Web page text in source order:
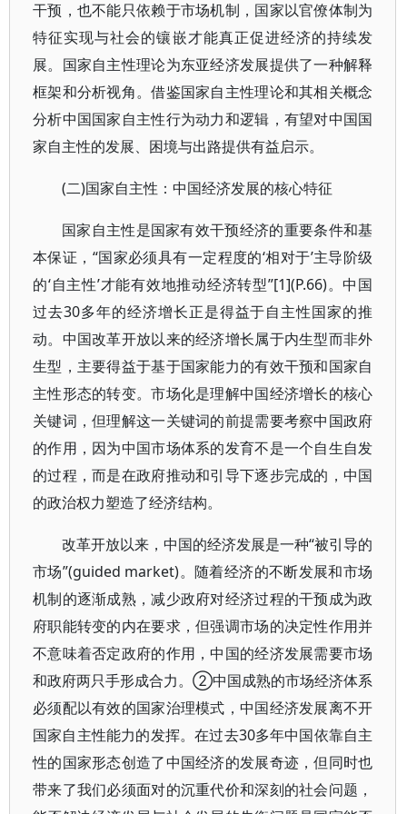
干预，也不能只依赖于市场机制，国家以官僚体制为
特征实现与社会的镶嵌才能真正促进经济的持续发
展。国家自主性理论为东亚经济发展提供了一种解释
框架和分析视角。借鉴国家自主性理论和其相关概念
分析中国国家自主性行为动力和逻辑，有望对中国国
家自主性的发展、困境与出路提供有益启示。
(二)国家自主性：中国经济发展的核心特征
国家自主性是国家有效干预经济的重要条件和基
本保证，“国家必须具有一定程度的‘相对于’主导阶级
的‘自主性’才能有效地推动经济转型”[1](P.66)。中国
过去30多年的经济增长正是得益于自主性国家的推
动。中国改革开放以来的经济增长属于内生型而非外
生型，主要得益于基于国家能力的有效干预和国家自
主性形态的转变。市场化是理解中国经济增长的核心
关键词，但理解这一关键词的前提需要考察中国政府
的作用，因为中国市场体系的发育不是一个自生自发
的过程，而是在政府推动和引导下逐步完成的，中国
的政治权力塑造了经济结构。
改革开放以来，中国的经济发展是一种“被引导的
市场”(guided market)。随着经济的不断发展和市场
机制的逐渐成熟，减少政府对经济过程的干预成为政
府职能转变的内在要求，但强调市场的决定性作用并
不意味着否定政府的作用，中国的经济发展需要市场
和政府两只手形成合力。②中国成熟的市场经济体系
必须配以有效的国家治理模式，中国经济发展离不开
国家自主性能力的发挥。在过去30多年中国依靠自主
性的国家形态创造了中国经济的发展奇迹，但同时也
带来了我们必须面对的沉重代价和深刻的社会问题，